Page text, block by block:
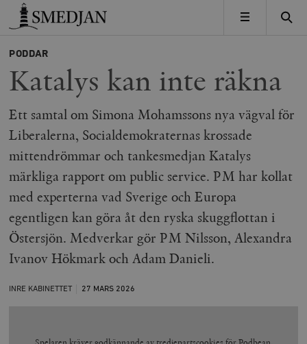
Timbro
MENY
PODDAR
Katalys kan inte räkna
Ett samtal om Simona Mohamssons nya vägval för
Liberalerna, Socialdemokraternas krossade
mittendrömmar och tankesmedjan Katalys
märkliga rapport om public service. PM har kollat
med experterna vad Sverige och Europa
egentligen kan göra åt den ryska skuggflottan i
Östersjön. Medverkar gör PM Nilsson, Alexandra
Ivanov Hökmark och Adam Danieli.
INRE KABINETTET 27 MARS 2026